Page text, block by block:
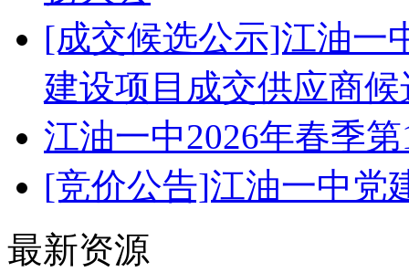
[成交候选公示]江油一
建设项目成交供应商
江油一中2026年春季
[竞价公告]江油一中党
最新资源